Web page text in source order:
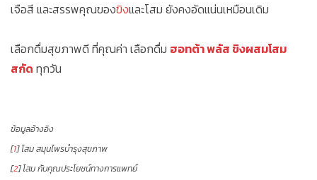
เจือสี และสรรพคุณของขิงและโสม ยังคงอัดแน่นเหมือนเดิม
เลือกดื่มสุขภาพดี ที่คุณค่า เลือกดื่ม ฮอทต้า พลัส ขิงผสมโสม
สกัด ทุกวัน
ข้อมูลอ้างอิง
[1] โสม สมุนไพรบำรุงสุขภาพ
[2] โสม กับคุณประโยชน์ทางการแพทย์